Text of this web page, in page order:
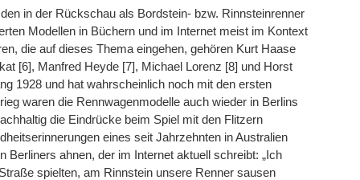
in der Rückschau als Bordstein- bzw. Rinnsteinrenner
Modellen in Büchern und im Internet meist im Kontext
die auf dieses Thema eingehen, gehören Kurt Haase
[6], Manfred Heyde [7], Michael Lorenz [8] und Horst
1928 und hat wahrscheinlich noch mit den ersten
waren die Rennwagenmodelle auch wieder in Berlins
die Eindrücke beim Spiel mit den Flitzern
eines seit Jahrzehnten in Australien
Berliners ahnen, der im Internet aktuell schreibt: „Ich
spielten, am Rinnstein unsere Renner sausen